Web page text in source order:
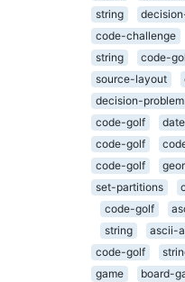
string
code-challenge
string
code-
source-layout
decision-problem
code-golf
date
code-golf
code-golf
set-partitions
code-golf
string
ascii-
code-golf
game
board-